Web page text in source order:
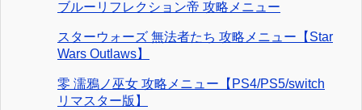
ブルーリフレクション帝 攻略メニュー
スターウォーズ 無法者たち 攻略メニュー【Star
Wars Outlaws】
零 濡鴉ノ巫女 攻略メニュー【PS4/PS5/switch
リマスター版】